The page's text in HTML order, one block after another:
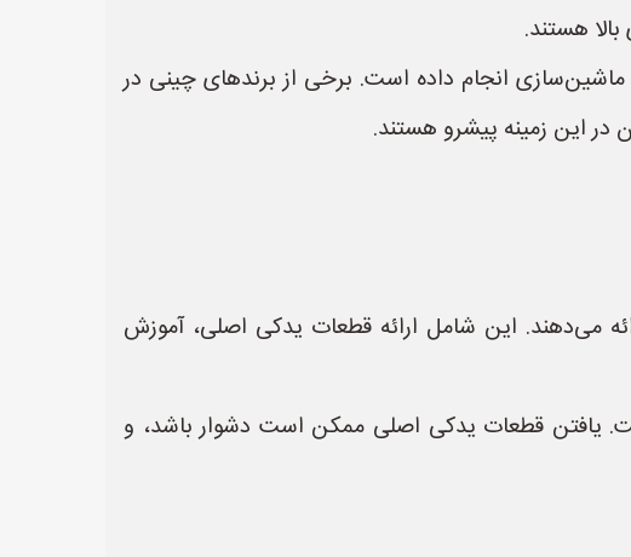
هستند.
انجام داده است. برخی از برندهای چینی در
در این زمینه پیشرو هستند.
می‌دهند. این شامل ارائه قطعات یدکی اصلی، آموزش
یافتن قطعات یدکی اصلی ممکن است دشوار باشد، و